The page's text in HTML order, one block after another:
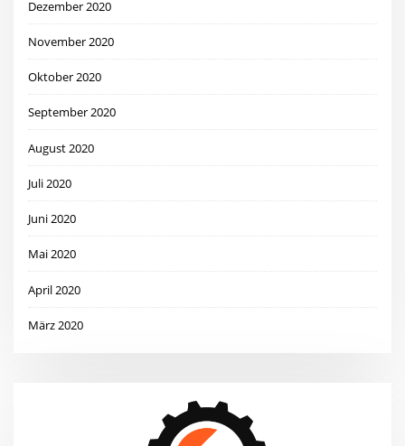
Dezember 2020
November 2020
Oktober 2020
September 2020
August 2020
Juli 2020
Juni 2020
Mai 2020
April 2020
März 2020